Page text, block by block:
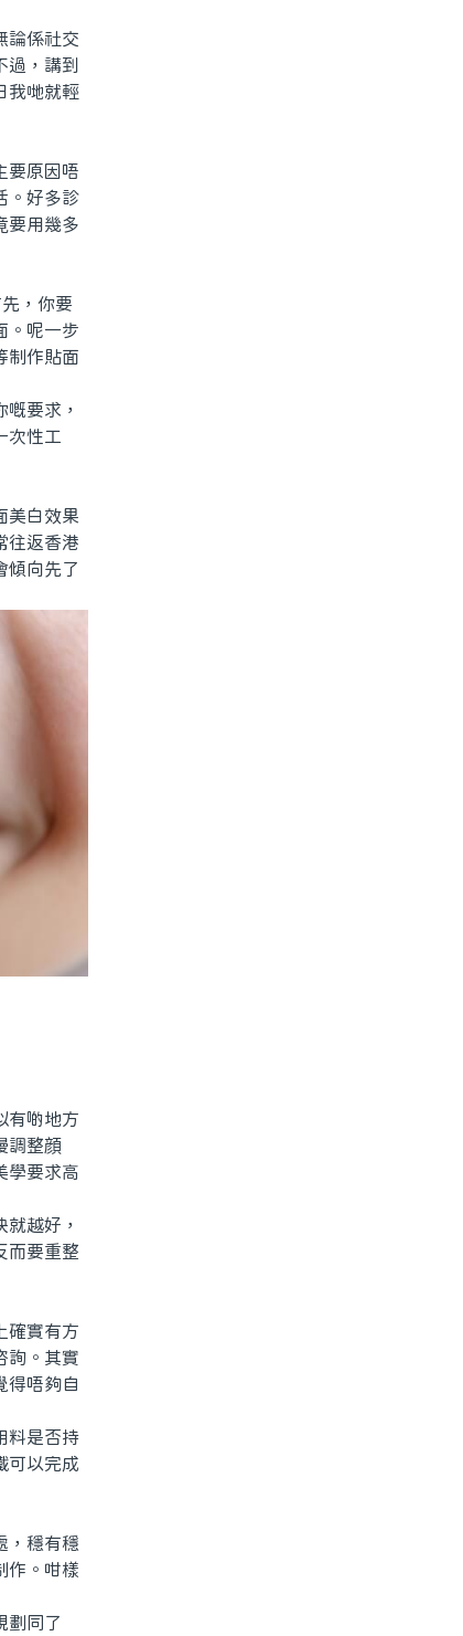
論係社交
過，講到
我哋就輕
要原因唔
。好多診
要用幾多
，你要
。呢一步
制作貼面
要求，
次性工
美白效果
往返香港
傾向先了
有啲地方
調整顔
學要求高
越好，
而要重整
確實有方
詢。其實
得唔夠自
料是否持
可以完成
，穩有穩
作。咁樣
劃同了